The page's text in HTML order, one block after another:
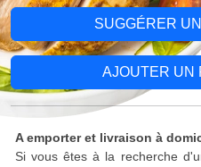
SUGGÉRER
AJOUTER UN
A emporter et livraison à
Si vous êtes à la recherche